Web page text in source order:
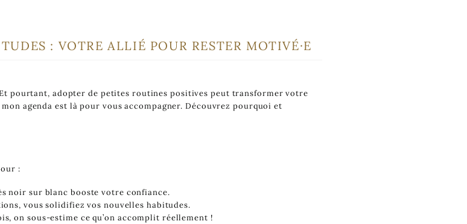
: VOTRE ALLIÉ POUR RESTER MOTIVÉ·E
pourtant, adopter de petites routines positives peut transformer votre
agenda est là pour vous accompagner. Découvrez pourquoi et
:
noir sur blanc booste votre confiance.
vous solidifiez vos nouvelles habitudes.
on sous-estime ce qu’on accomplit réellement !